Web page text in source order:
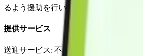
るよう援助を行います。
提供サービス
送迎サービス: 不明